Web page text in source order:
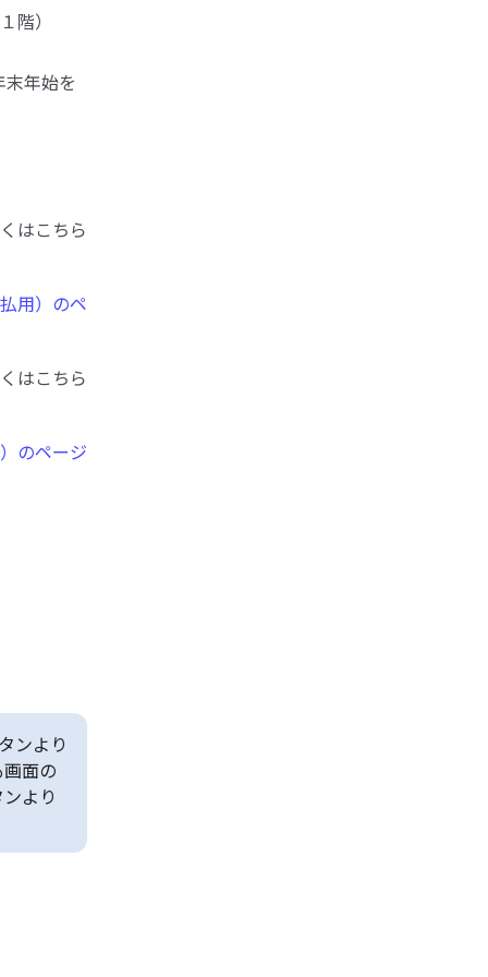
）
年始を
はこちら
用）のペ
はこちら
のページ
ンより
面の
より